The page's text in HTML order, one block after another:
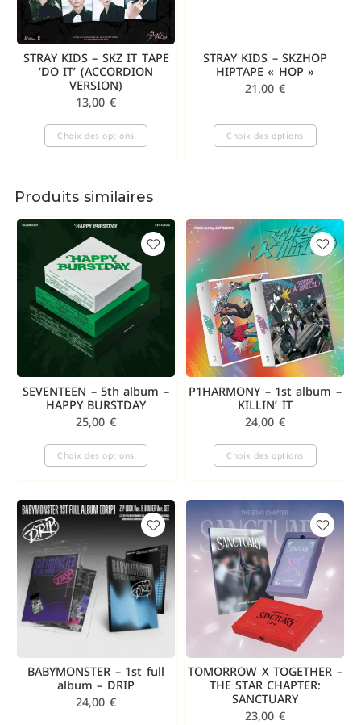
STRAY KIDS – SKZ IT TAPE
‘DO IT’ (ACCORDION
VERSION)
13,00 €
Choix des options
STRAY KIDS – SKZHOP
HIPTAPE « HOP »
21,00 €
Choix des options
Produits similaires
SEVENTEEN – 5th album –
HAPPY BURSTDAY
25,00 €
Choix des options
P1HARMONY – 1st album –
KILLIN’ IT
24,00 €
Choix des options
BABYMONSTER – 1st full
album – DRIP
24,00 €
TOMORROW X TOGETHER –
THE STAR CHAPTER:
SANCTUARY
23,00 €